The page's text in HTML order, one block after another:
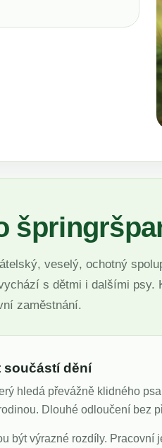
veselý, ochotný
s dětmi i dalšími
zaměstnání.
součástí dění
hledá převážně klidného
Dlouhé odloučení
být výrazné rozdíly.